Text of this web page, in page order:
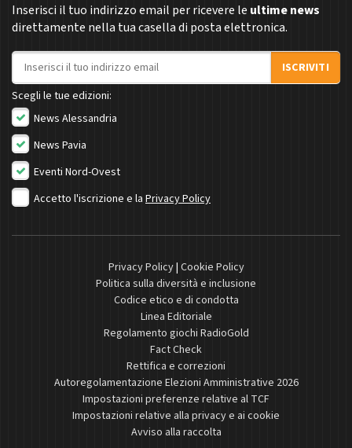
Inserisci il tuo indirizzo email per ricevere le ultime news
direttamente nella tua casella di posta elettronica.
Indirizzo email
ISCRIVITI
Scegli le tue edizioni:
News Alessandria
News Pavia
Eventi Nord-Ovest
Accetto l'iscrizione e la Privacy Policy
Privacy Policy| Cookie Policy
Politica sulla diversità e inclusione
Codice etico e di condotta
Linea Editoriale
Regolamento giochi RadioGold
Fact Check
Rettifica e correzioni
Autoregolamentazione Elezioni Amministrative 2026
Impostazioni preferenze relative al TCF
Impostazioni relative alla privacy e ai cookie
Avviso alla raccolta